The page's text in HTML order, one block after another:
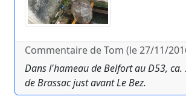
Commentaire de Tom (le 27/11/
Dans l'hameau de Belfort au D53, ca.
de Brassac just avant Le Bez.